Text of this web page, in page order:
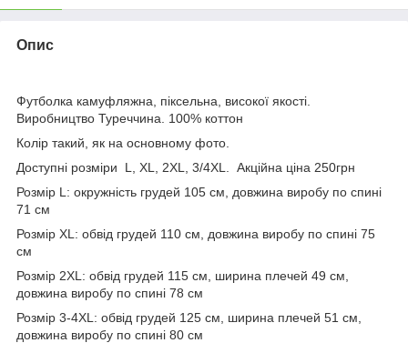
Опис
Футболка камуфляжна, піксельна, високої якості.
Виробництво Туреччина. 100% коттон
Колір такий, як на основному фото.
Доступні розміри L, XL, 2XL, 3/4XL. Акційна ціна 250грн
Розмір L: окружність грудей 105 см, довжина виробу по спині
71 см
Розмір XL: обвід грудей 110 см, довжина виробу по спині 75
см
Розмір 2XL: обвід грудей 115 см, ширина плечей 49 см,
довжина виробу по спині 78 см
Розмір 3-4XL: обвід грудей 125 см, ширина плечей 51 см,
довжина виробу по спині 80 см